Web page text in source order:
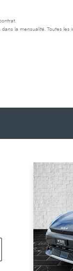
la mensualité. Toutes les